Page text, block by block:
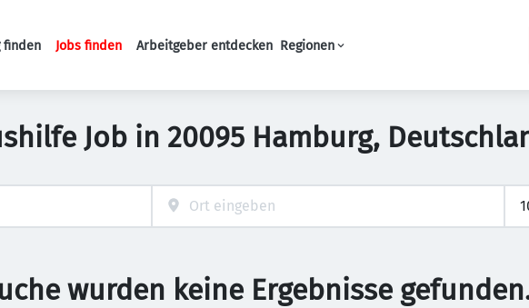
Haupt-Navigation
finden Jobs finden Arbeitgeber entdecken Regionen
Job in 20095 Hamburg,
wurden keine Ergebnisse